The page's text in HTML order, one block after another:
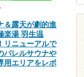
＆露天が劇的進
楽湯 羽生温
リニューアルで
バレルサウナや
用エリアをレポ